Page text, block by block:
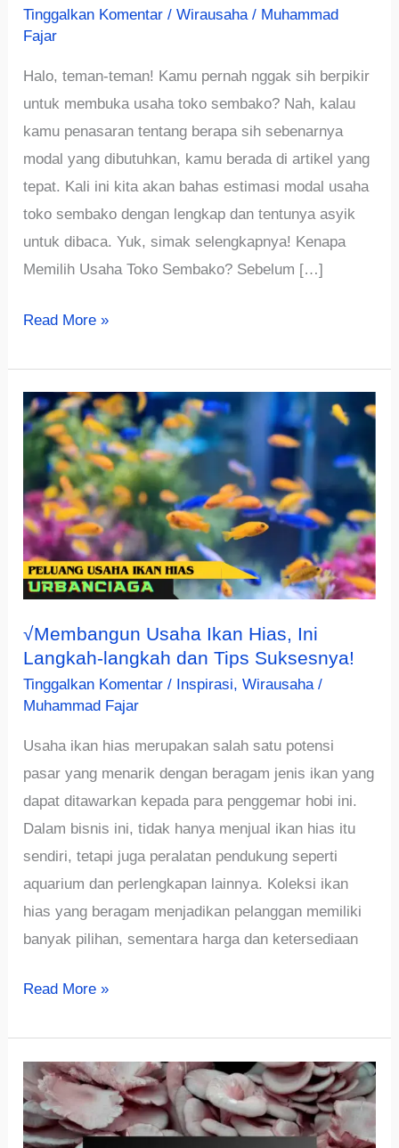
Tinggalkan Komentar /Wirausaha/ Muhammad
Fajar
Halo, teman-teman! Kamu pernah nggak sih berpikir
untuk membuka usaha toko sembako? Nah, kalau
kamu penasaran tentang berapa sih sebenarnya
modal yang dibutuhkan, kamu berada di artikel yang
tepat. Kali ini kita akan bahas estimasi modal usaha
toko sembako dengan lengkap dan tentunya asyik
untuk dibaca. Yuk, simak selengkapnya! Kenapa
Memilih Usaha Toko Sembako? Sebelum […]
Estimasi
Usaha
Toko
Sembako
Read More »
√Membangun Usaha Ikan Hias, Ini
Langkah-langkah dan Tips Suksesnya!
Tinggalkan Komentar / Inspirasi,Wirausaha /
Muhammad Fajar
Usaha ikan hias merupakan salah satu potensi
pasar yang menarik dengan beragam jenis ikan yang
dapat ditawarkan kepada para penggemar hobi ini.
Dalam bisnis ini, tidak hanya menjual ikan hias itu
sendiri, tetapi juga peralatan pendukung seperti
aquarium dan perlengkapan lainnya. Koleksi ikan
hias yang beragam menjadikan pelanggan memiliki
banyak pilihan, sementara harga dan ketersediaan
√Membangun
Ikan
Hias,
Ini
Langkah-
Read More »